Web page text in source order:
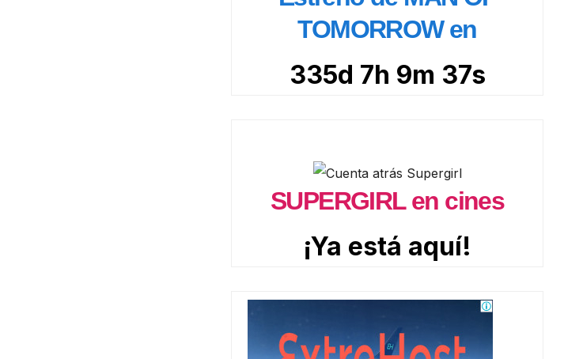
TOMORROW en
335d 7h 9m 36s
SUPERGIRL en cines
¡Ya está aquí!